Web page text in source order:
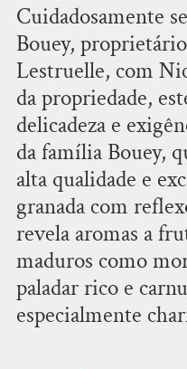
Cuidadosamente
Bouey,
Lestruelle, com
da propriedade,
delicadeza e
da família Bouey,
alta qualidade e
granada com
revela aromas a
maduros como
paladar rico e
especialmente